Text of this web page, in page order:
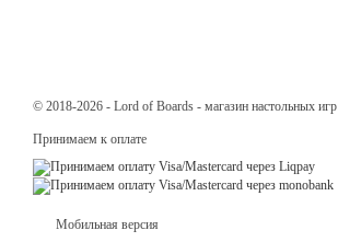
© 2018-2026 - Lord of Boards - магазин настольных игр
Принимаем к оплате
Мобильная версия